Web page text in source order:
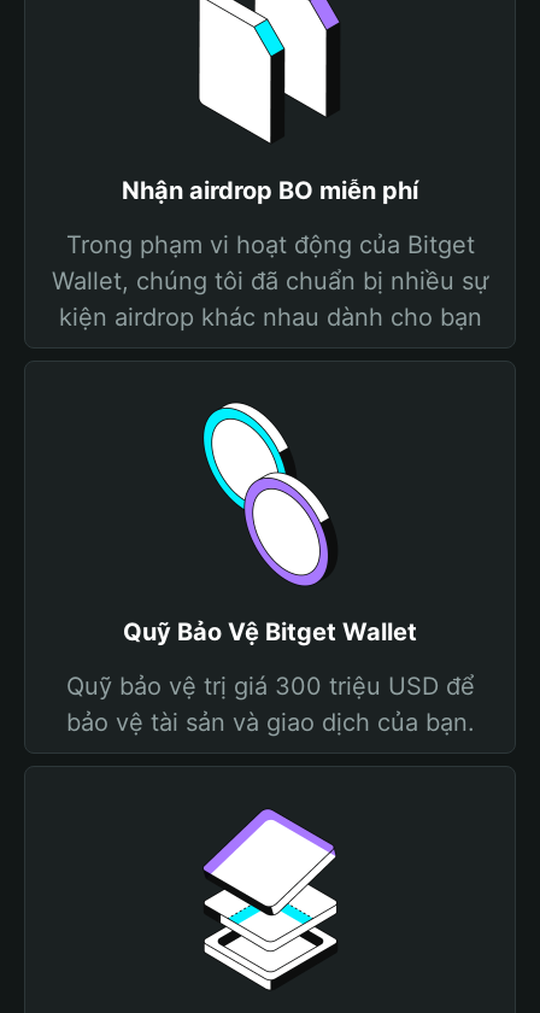
Nhận airdrop BO miễn phí
Trong phạm vi hoạt động của Bitget
Wallet, chúng tôi đã chuẩn bị nhiều sự
kiện airdrop khác nhau dành cho bạn
Quỹ Bảo Vệ Bitget Wallet
Quỹ bảo vệ trị giá 300 triệu USD để
bảo vệ tài sản và giao dịch của bạn.